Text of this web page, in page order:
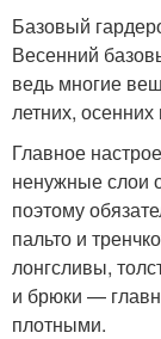
Базовый
Весенний
ведь многие
летних,
Главное
ненужные слои
поэтому
пальто и
лонгсливы,
и брюки —
плотными.